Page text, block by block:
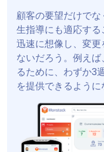
顧客の要望だけで
生指導にも適応す
迅速に想像し、変
ないだろう。例え
るために、わずか3
を提供できるように